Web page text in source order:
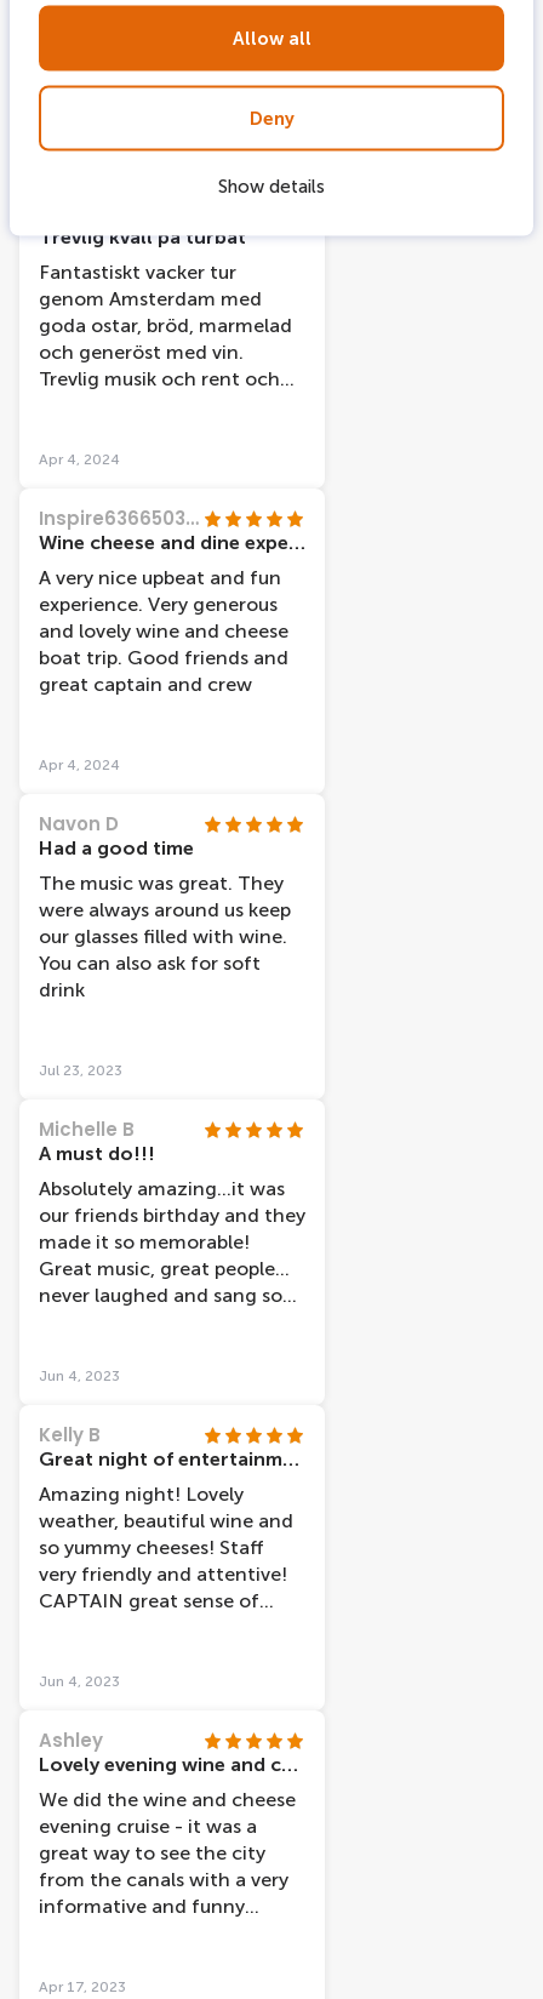
Allow all
Deny
Show details
in Amsterdam thanks to
Anthony and his crew!!
Thank you so much and keep
being a legend 👊
Apr 11, 2024
Trevlig kväll på turbåt
Fantastiskt vacker tur
genom Amsterdam med
goda ostar, bröd, marmelad
och generöst med vin.
Trevlig musik och rent och
Apr 4, 2024
Inspire63665031763
Wine cheese and dine experience
A very nice upbeat and fun
experience. Very generous
and lovely wine and cheese
boat trip. Good friends and
great captain and crew
Apr 4, 2024
Navon D
Had a good time
The music was great. They
were always around us keep
our glasses filled with wine.
You can also ask for soft
drink
Jul 23, 2023
Michelle B
A must do!!!
Absolutely amazing…it was
our friends birthday and they
made it so memorable!
Great music, great people…
never laughed and sang so
Jun 4, 2023
Kelly B
Great night of entertainment with wine and cheese
Amazing night! Lovely
weather, beautiful wine and
so yummy cheeses! Staff
very friendly and attentive!
CAPTAIN great sense of
whether that be friends,
a great variety!Thanks for a
lovely evening. One to
remember for ever, especially
for a friends birthday.
Jun 4, 2023
Ashley
Lovely evening wine and cheese cruise
We did the wine and cheese
evening cruise - it was a
great way to see the city
from the canals with a very
informative and funny
bread and nuts, also
Apr 17, 2023